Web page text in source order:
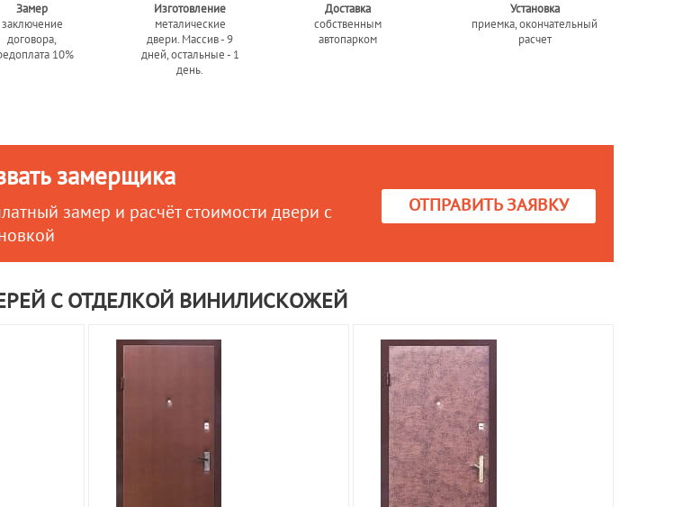
Замер
заключение
договора,
10%
Изготовление
металические
двери. Массив - 9
дней, остальные - 1
день.
Доставка
собственным
автопарком
Установка
приемка, окончательный
расчет
замерщика
замер и расчёт стоимости двери с
ОТПРАВИТЬ ЗАЯВКУ
С ОТДЕЛКОЙ ВИНИЛИСКОЖЕЙ